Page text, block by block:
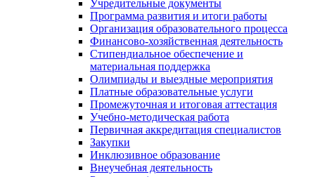
Учредительные документы
Программа развития и итоги работы
Организация образовательного процесса
Финансово-хозяйственная деятельность
Стипендиальное обеспечение и
материальная поддержка
Олимпиады и выездные мероприятия
Платные образовательные услуги
Промежуточная и итоговая аттестация
Учебно-методическая работа
Первичная аккредитация специалистов
Закупки
Инклюзивное образование
Внеучебная деятельность